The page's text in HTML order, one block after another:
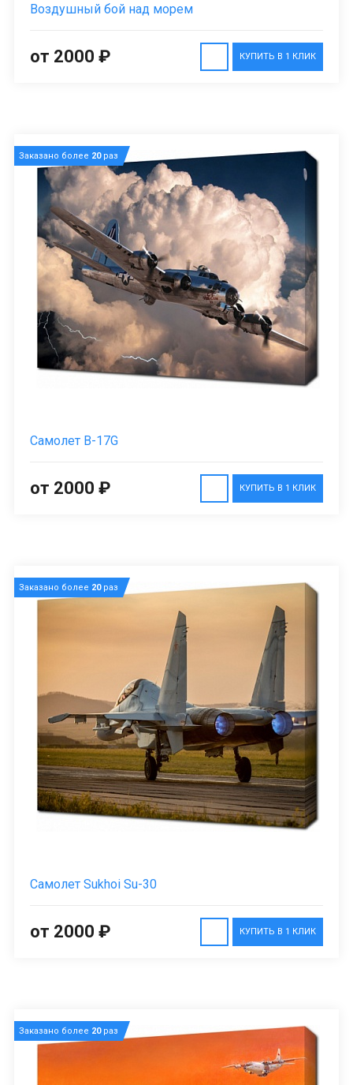
Воздушный бой над морем
КУПИТЬ В 1 КЛИК
от 2000 ₽
Заказано более 20раз
Самолет B-17G
КУПИТЬ В 1 КЛИК
от 2000 ₽
Заказано более 20раз
Самолет Sukhoi Su-30
КУПИТЬ В 1 КЛИК
от 2000 ₽
Заказано более 20раз